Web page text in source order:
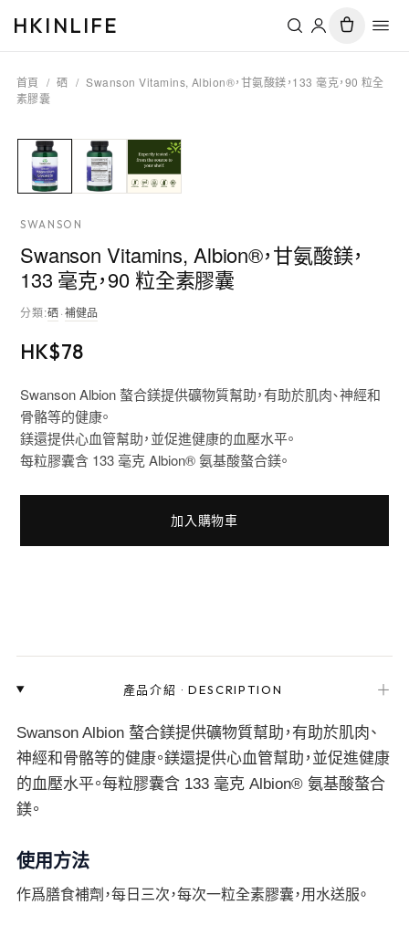
HKINLIFE
首頁 / 硒 / Swanson Vitamins, Albion®，甘氨酸鎂，133 毫克，90 粒全
素膠囊
SWANSON
Swanson Vitamins, Albion®，甘氨酸鎂，
133 毫克，90 粒全素膠囊
分類:硒·補健品
HK$78
Swanson Albion 螯合鎂提供礦物質幫助，有助於肌肉、神經和
骨骼等的健康。
鎂還提供心血管幫助，並促進健康的血壓水平。
每粒膠囊含 133 毫克 Albion® 氨基酸螯合鎂。
加入購物車
產品介紹 ·DESCRIPTION ＋
Swanson Albion 螯合鎂提供礦物質幫助，有助於肌肉、
神經和骨骼等的健康。鎂還提供心血管幫助，並促進健康
的血壓水平。每粒膠囊含 133 毫克 Albion® 氨基酸螯合
鎂。
使用方法
作爲膳食補劑，每日三次，每次一粒全素膠囊，用水送服。